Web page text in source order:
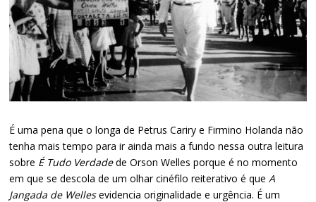
É uma pena que o longa de Petrus Cariry e Firmino Holanda não
tenha mais tempo para ir ainda mais a fundo nessa outra leitura
sobre É Tudo Verdadede Orson Welles porque é no momento
em que se descola de um olhar cinéfilo reiterativo é queA
Jangada de Wellesevidencia originalidade e urgência. É um